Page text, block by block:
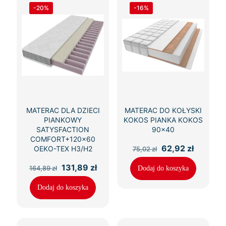
-20%
MATERAC DLA DZIECI
PIANKOWY
SATYSFACTION
COMFORT+120×60
OEKO-TEX H3/H2
164,89zł
Pierwotna
cena
wynosiła:
164,89 zł.
131,89 złAktualna
Dodaj do koszyka
-16%
MATERAC DO KOŁYSKI
KOKOS PIANKA KOKOS
90×40
75,02zł
Pierwotna
cena
wynosiła:
75,02 zł.
62,92 zł
wynosi:
62,92
Dodaj do koszyka